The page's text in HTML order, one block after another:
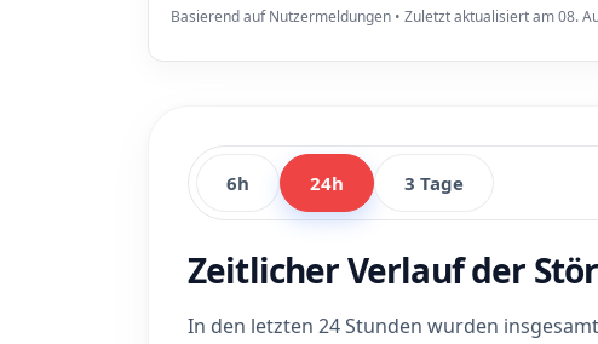
Basierend auf Nutzermeldungen • Zuletzt aktualisiert am 08.
6h 24h 3 Tage
Zeitlicher Verlauf der
In den letzten 24 Stunden wurden insgesamt